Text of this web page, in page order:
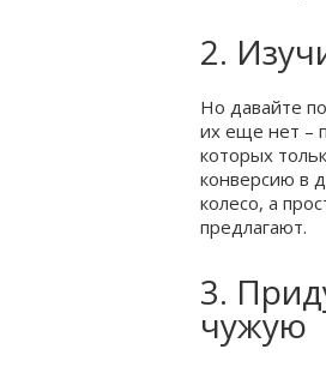
2.
Но давайте
их еще нет –
которых
конверсию в
колесо, а
предлагают.
3.
чужую